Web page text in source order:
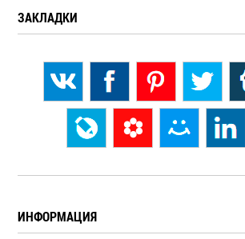
ЗАКЛАДКИ
ИНФОРМАЦИЯ